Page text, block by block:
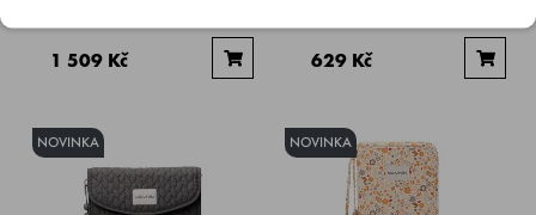
1 509 Kč 629 Kč
NOVINKA NOVINKA